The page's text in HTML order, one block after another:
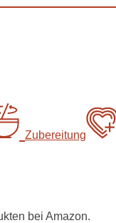
Zubereitung
bei Amazon.